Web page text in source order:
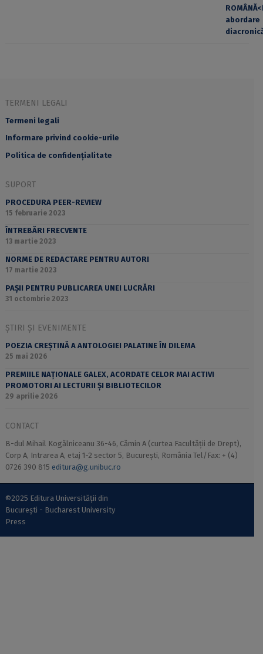
TERMENI LEGALI
Termeni legali
Informare privind cookie-urile
Politica de confidențialitate
SUPORT
PROCEDURA PEER-REVIEW
15 februarie 2023
ÎNTREBĂRI FRECVENTE
13 martie 2023
NORME DE REDACTARE PENTRU AUTORI
17 martie 2023
PAȘII PENTRU PUBLICAREA UNEI LUCRĂRI
31 octombrie 2023
ȘTIRI ȘI EVENIMENTE
POEZIA CREȘTINĂ A ANTOLOGIEI PALATINE ÎN DILEMA
25 mai 2026
PREMIILE NAȚIONALE GALEX, ACORDATE CELOR MAI ACTIVI
PROMOTORI AI LECTURII ȘI BIBLIOTECILOR
29 aprilie 2026
CONTACT
B-dul Mihail Kogălniceanu 36-46, Cămin A (curtea Facultății de Drept),
Corp A, Intrarea A, etaj 1-2 sector 5, București, România Tel/Fax: + (4)
0726 390 815 editura@g.unibuc.ro
©2025 Editura Universității din
București - Bucharest University
Press